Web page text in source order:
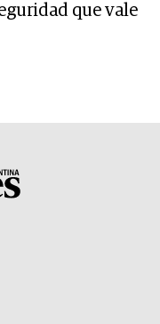
que vale